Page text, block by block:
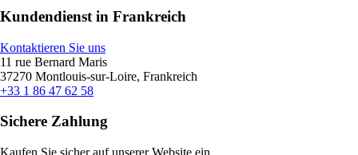
Kundendienst in Frankreich
Kontaktieren Sie uns
11 rue Bernard Maris
37270 Montlouis-sur-Loire, Frankreich
+33 1 86 47 62 58
Sichere Zahlung